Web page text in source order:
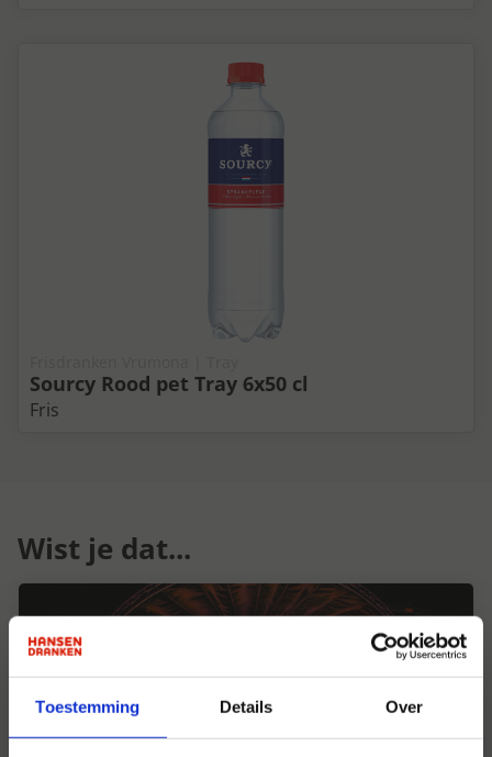
Toestemming Details Over
Sourcy Rood pet Tray 6x50 cl
Fris
Wist je dat...